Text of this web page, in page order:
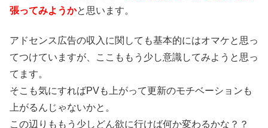
張ってみようかと思います。
アドセンス広告の収入に関しても基本的にはオマケと思っ
てつけていますが、ここももう少し意識してみようと思っ
てます。
そこも気にすればPVも上がって更新のモチベーションも
上がるんじゃないかと。
この辺りももう少しどん欲に行けば何か変わるかな？？